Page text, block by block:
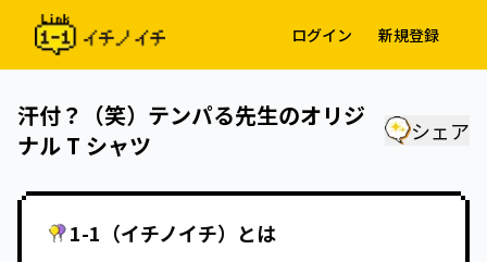
ログイン 新規登録
汗付？（笑）テンパる先生のオリジ
ナル T シャツ
シェア
1-1（イチノイチ）とは